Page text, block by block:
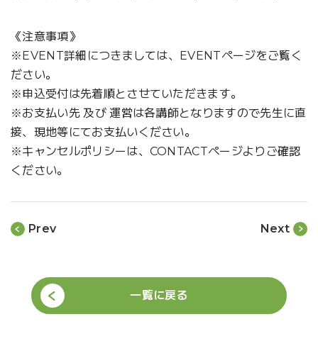
《注意事項》
※EVENT詳細につきましては、EVENTページをご覧く
ださい。
※申込受付は先着順とさせていただきます。
※お支払い先 及び 運営は各講師となりますので先生に直
接、現地等にてお支払いください。
※キャンセルポリシーは、CONTACTページよりご確認
ください。
Prev Next
一覧に戻る